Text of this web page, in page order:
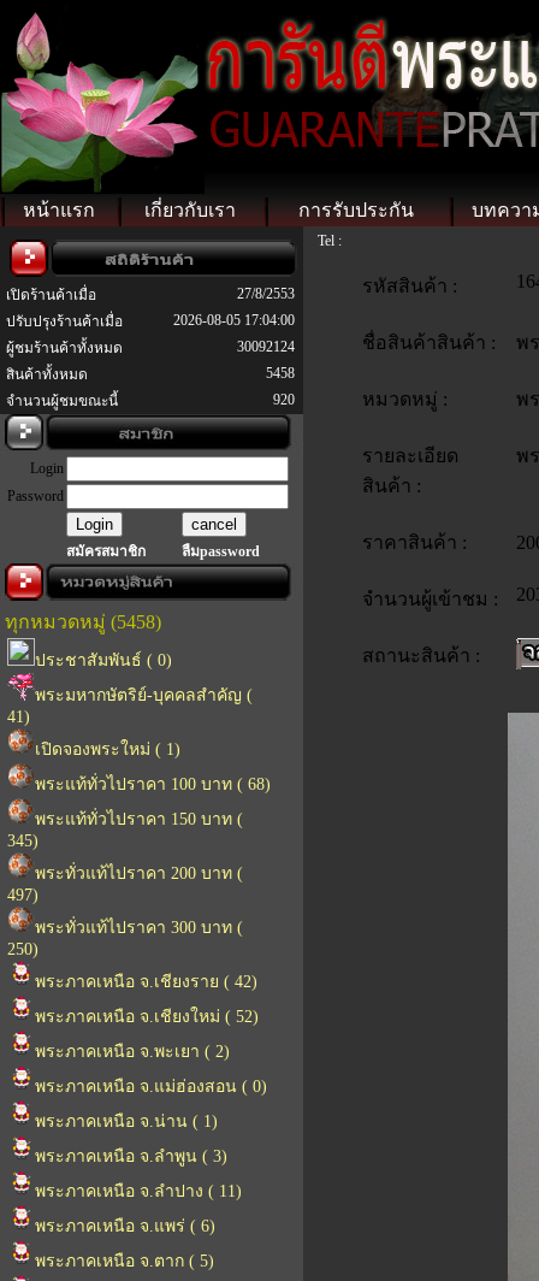
หน้าแรก เกี่ยวกับเรา การรับประกัน บทควา
เปิดร้านค้าเมื่อ
27/8/2553
ปรับปรุงร้านค้าเมื่อ
2026-08-05 17:04:00
ผู้ชมร้านค้าทั้งหมด
30092124
สินค้าทั้งหมด
5458
จำนวนผู้ชมขณะนี้
920
Login
Password
สมัครสมาชิก ลืมpassword
ทุกหมวดหมู่ (5458)
ประชาสัมพันธ์ ( 0)
พระมหากษัตริย์-บุคคลสำคัญ (
41)
เปิดจองพระใหม่ ( 1)
พระแท้ทั่วไปราคา 100 บาท ( 68)
พระแท้ทั่วไปราคา 150 บาท (
345)
พระทั่วแท้ไปราคา 200 บาท (
497)
พระทั่วแท้ไปราคา 300 บาท (
250)
พระภาคเหนือ จ.เชียงราย ( 42)
พระภาคเหนือ จ.เชียงใหม่ ( 52)
พระภาคเหนือ จ.พะเยา ( 2)
พระภาคเหนือ จ.แม่ฮ่องสอน ( 0)
พระภาคเหนือ จ.น่าน ( 1)
พระภาคเหนือ จ.ลำพูน ( 3)
พระภาคเหนือ จ.ลำปาง ( 11)
พระภาคเหนือ จ.แพร่ ( 6)
พระภาคเหนือ จ.ตาก ( 5)
Tel :
รหัสสินค้า :
ชื่อสินค้าสินค้า : พ
หมวดหมู่ : พ
รายละเอียด
สินค้า :
พ
ราคาสินค้า :
จำนวนผู้เข้าชม :
สถานะสินค้า :